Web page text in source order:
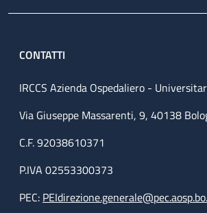
CONTATTI
IRCCS Azienda Ospedaliero -
Via Giuseppe Massarenti, 9, 40138
C.F. 92038610371
P.IVA 02553300373
PEC: